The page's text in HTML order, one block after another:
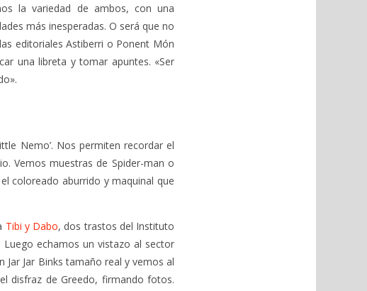
la variedad de ambos, con una
más inesperadas. O será que no
editoriales Astiberri o Ponent Món
una libreta y tomar apuntes. «Ser
Nemo’. Nos permiten recordar el
Vemos muestras de Spider-man o
coloreado aburrido y maquinal que
Tibi y Dabo, dos trastos del Instituto
echamos un vistazo al sector
Jar Binks tamaño real y vemos al
disfraz de Greedo, firmando fotos.